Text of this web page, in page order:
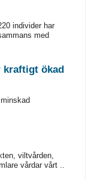
individer har
med
ökad
viltvården,
vårdar vårt ..